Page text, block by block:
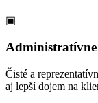
▣
Čisté a
aj lepší dojem na